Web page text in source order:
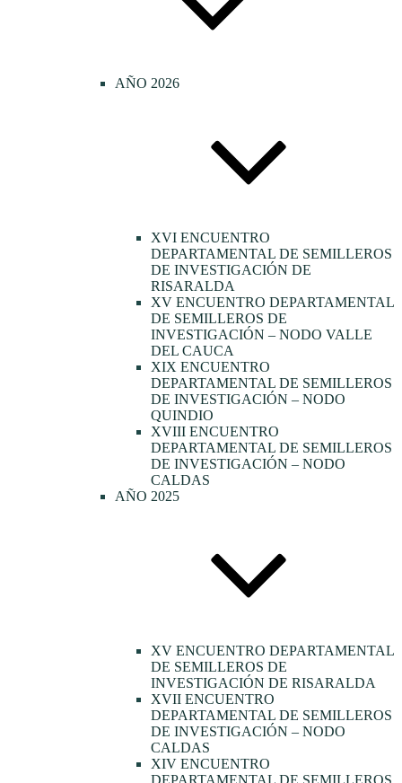
AÑO 2026
XVI ENCUENTRO
DEPARTAMENTAL DE SEMILLEROS
DE INVESTIGACIÓN DE
RISARALDA
XV ENCUENTRO DEPARTAMENTAL
DE SEMILLEROS DE
INVESTIGACIÓN – NODO VALLE
DEL CAUCA
XIX ENCUENTRO
DEPARTAMENTAL DE SEMILLEROS
DE INVESTIGACIÓN – NODO
QUINDIO
XVIII ENCUENTRO
DEPARTAMENTAL DE SEMILLEROS
DE INVESTIGACIÓN – NODO
CALDAS
AÑO 2025
XV ENCUENTRO DEPARTAMENTAL
DE SEMILLEROS DE
INVESTIGACIÓN DE RISARALDA
XVII ENCUENTRO
DEPARTAMENTAL DE SEMILLEROS
DE INVESTIGACIÓN – NODO
CALDAS
XIV ENCUENTRO
DEPARTAMENTAL DE SEMILLEROS